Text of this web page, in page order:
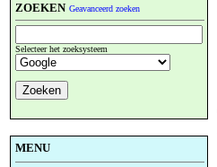
ZOEKEN Geavanceerd zoeken
Selecteer het zoeksysteem
MENU